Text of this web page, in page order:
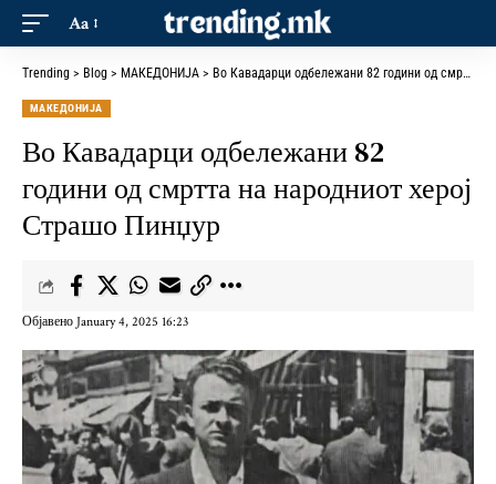
Aa
Trending > Blog > МАКЕДОНИЈА > Во Кавадарци одбележани 82 години од смртта на народниот херој Страшо Пинџур
МАКЕДОНИЈА
Во Кавадарци одбележани 82
години од смртта на народниот херој
Страшо Пинџур
Објавено January 4, 2025 16:23